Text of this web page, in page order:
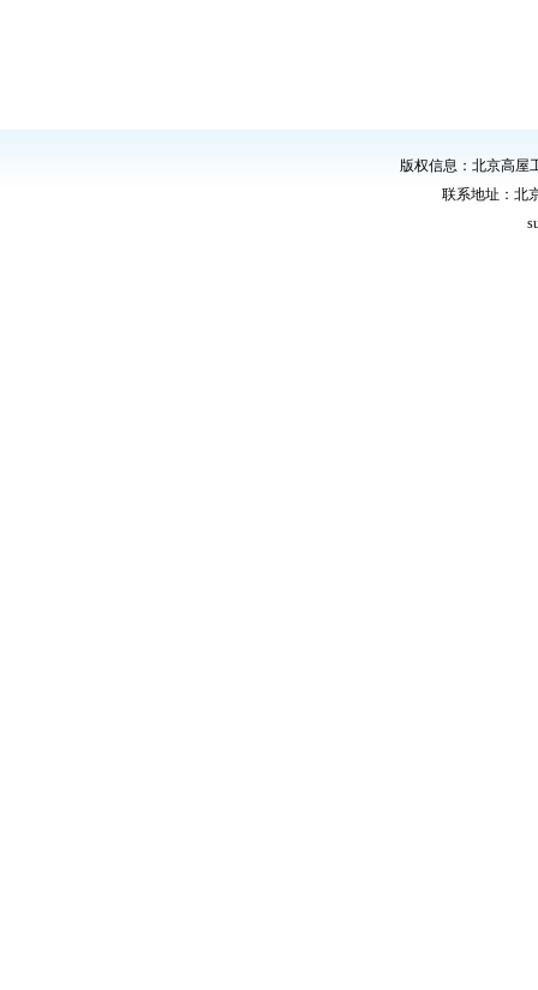
版权信息：北京高屋
联系地址：北